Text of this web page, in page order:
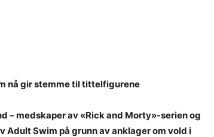
nå gir stemme til tittelfigurene
– medskaper av «Rick and Morty»-serien og
Swim på grunn av anklager om vold i